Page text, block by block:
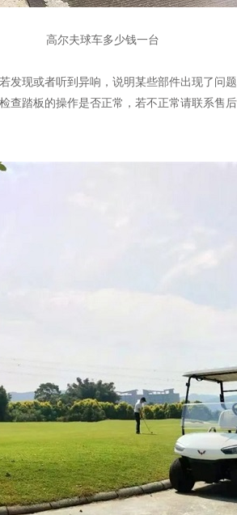
高尔夫球车多少钱一台
发现或者听到异响，说明某些部件出现了问
查踏板的操作是否正常，若不正常请联系售